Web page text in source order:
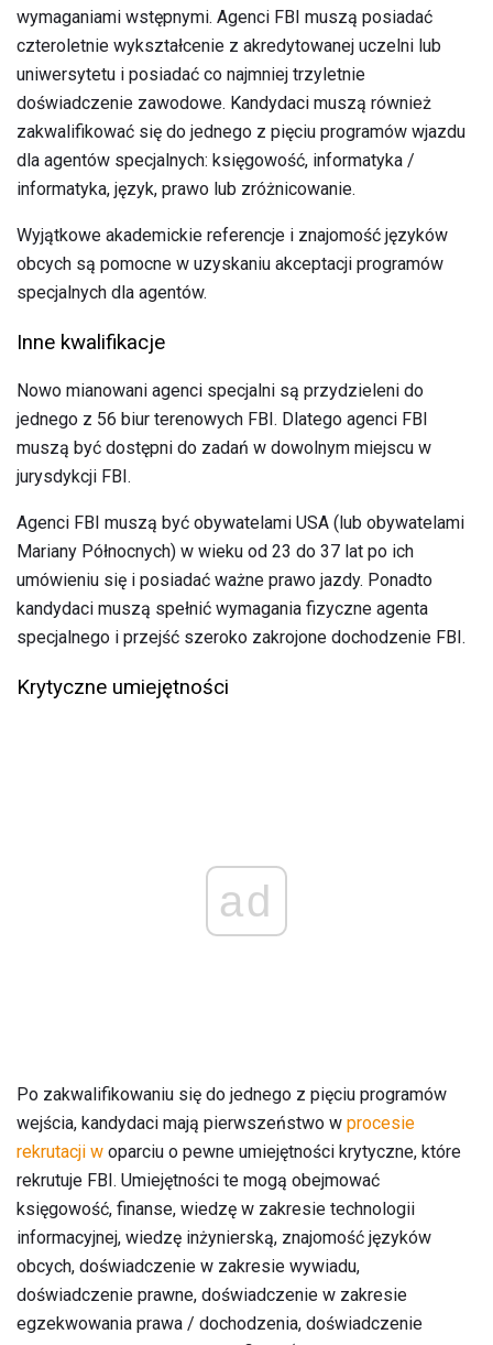
wymaganiami wstępnymi. Agenci FBI muszą posiadać
czteroletnie wykształcenie z akredytowanej uczelni lub
uniwersytetu i posiadać co najmniej trzyletnie
doświadczenie zawodowe. Kandydaci muszą również
zakwalifikować się do jednego z pięciu programów wjazdu
dla agentów specjalnych: księgowość, informatyka /
informatyka, język, prawo lub zróżnicowanie.
Wyjątkowe akademickie referencje i znajomość języków
obcych są pomocne w uzyskaniu akceptacji programów
specjalnych dla agentów.
Inne kwalifikacje
Nowo mianowani agenci specjalni są przydzieleni do
jednego z 56 biur terenowych FBI. Dlatego agenci FBI
muszą być dostępni do zadań w dowolnym miejscu w
jurysdykcji FBI.
Agenci FBI muszą być obywatelami USA (lub obywatelami
Mariany Północnych) w wieku od 23 do 37 lat po ich
umówieniu się i posiadać ważne prawo jazdy. Ponadto
kandydaci muszą spełnić wymagania fizyczne agenta
specjalnego i przejść szeroko zakrojone dochodzenie FBI.
Krytyczne umiejętności
ad
Po zakwalifikowaniu się do jednego z pięciu programów
wejścia, kandydaci mają pierwszeństwo w procesie
rekrutacji w oparciu o pewne umiejętności krytyczne, które
rekrutuje FBI. Umiejętności te mogą obejmować
księgowość, finanse, wiedzę w zakresie technologii
informacyjnej, wiedzę inżynierską, znajomość języków
obcych, doświadczenie w zakresie wywiadu,
doświadczenie prawne, doświadczenie w zakresie
egzekwowania prawa / dochodzenia, doświadczenie